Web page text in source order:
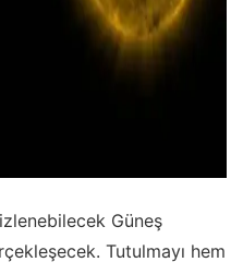
Güneş
Tutulmayı hem